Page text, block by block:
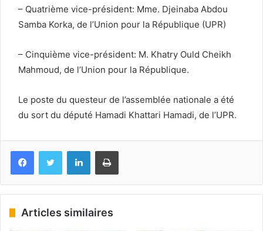
– Quatrième vice-président: Mme. Djeinaba Abdou
Samba Korka, de l’Union pour la République (UPR)
– Cinquième vice-président: M. Khatry Ould Cheikh
Mahmoud, de l’Union pour la République.
Le poste du questeur de l’assemblée nationale a été
du sort du député Hamadi Khattari Hamadi, de l’UPR.
FacebookTwitter LinkedinImprimer
Articles similaires